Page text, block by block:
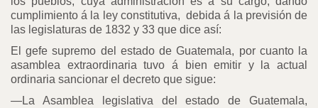
cumplimiento á la ley constitutiva, debida á la previsión de
las legislaturas de 1832 y 33 que dice así:
El gefe supremo del estado de Guatemala, por cuanto la
asamblea extraordinaria tuvo á bien emitir y la actual
ordinaria sancionar el decreto que sigue:
—La Asamblea legislativa del estado de Guatemala,